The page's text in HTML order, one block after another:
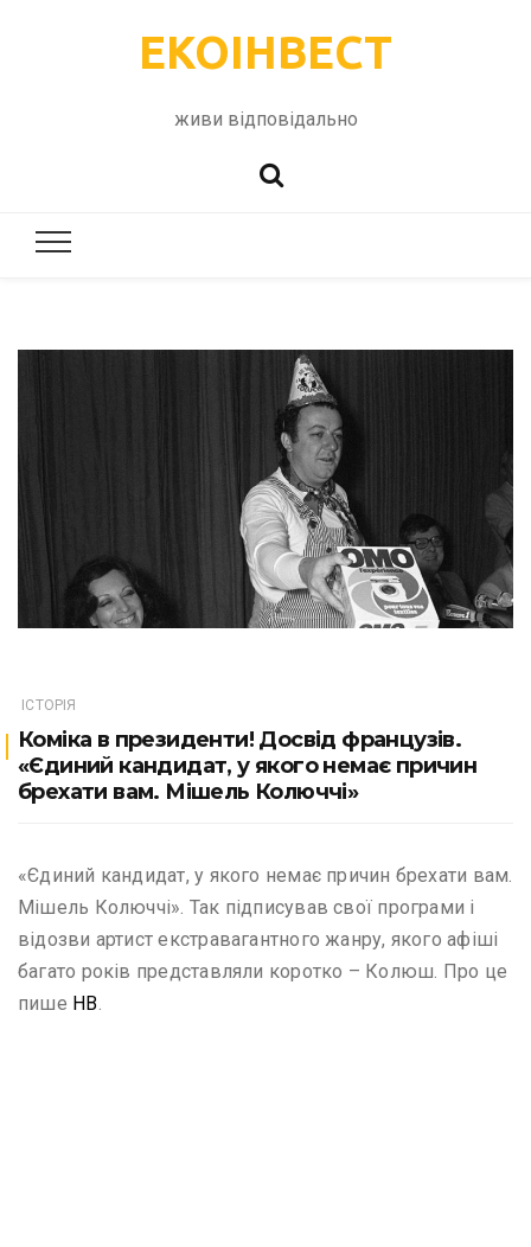
ЕКОІНВЕСТ
живи відповідально
ІСТОРІЯ
Коміка в президенти! Досвід французів.
«Єдиний кандидат, у якого немає причин
брехати вам. Мішель Колюччі»
«Єдиний кандидат, у якого немає причин брехати вам.
Мішель Колюччі». Так підписував свої програми і
відозви артист екстравагантного жанру, якого афіші
багато років представляли коротко – Колюш. Про це
пише НВ